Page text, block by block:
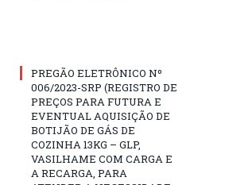
PREGÃO ELETRÔNICO Nº
006/2023-SRP (REGISTRO DE
PREÇOS PARA FUTURA E
EVENTUAL AQUISIÇÃO DE
BOTIJÃO DE GÁS DE
COZINHA 13KG – GLP,
VASILHAME COM CARGA E
A RECARGA, PARA